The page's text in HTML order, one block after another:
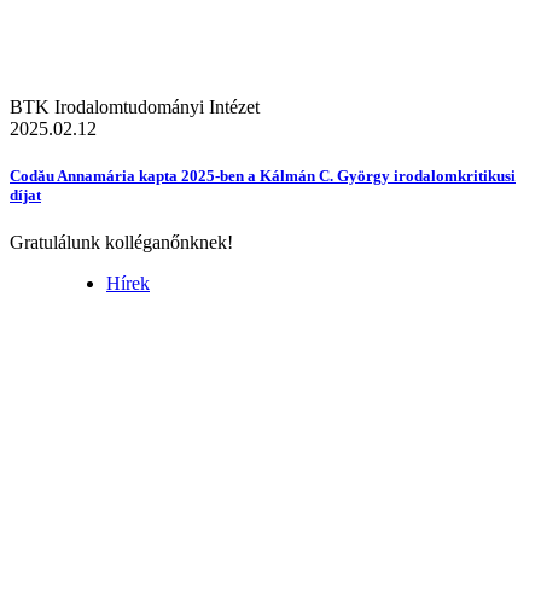
BTK Irodalomtudományi Intézet
2025.02.12
Codău Annamária kapta 2025-ben a Kálmán C. György irodalomkritikusi
díjat
Gratulálunk kolléganőnknek!
Hírek